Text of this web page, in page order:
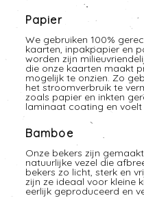
Papier
We gebruiken 100%
kaarten, inpakpapier en
worden zijn
die onze kaarten maakt
mogelijk te onzien. Zo
het stroomverbruik te
zoals papier en inkten
laminaat coating en
Bamboe
Onze bekers zijn
natuurlijke vezel die
bekers zo licht, sterk en
zijn ze ideaal voor kleine
eerlijk geproduceerd en